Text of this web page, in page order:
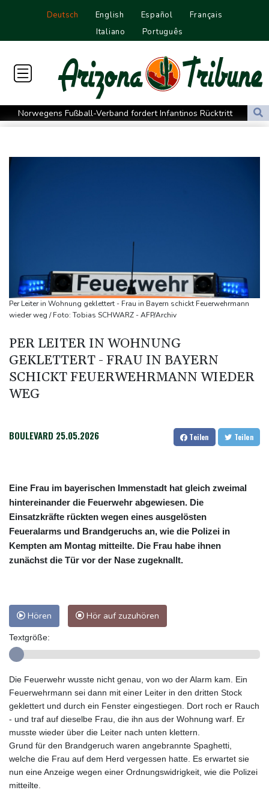
Deutsch English Español
Français
Italiano
Português
Norwegens Fußball-Verband fordert Infantinos Rücktritt
Verurteilte Linksextremistin: Bundesgerichtshof bestätigt
Weniger Falschgeld im ersten Halbjahr im Umlauf
Anhaltende Trockenheit: Rheinpegel bei Düsseldorf auf
historischem Tief
Urteil: Nähe zu Muslimbruderschaft kann Verbeamtung
entgegenstehen
Leipzig getagt
Dina Ebimbe wechselt von Frankfurt zu Schalke
Per Leiter in Wohnung geklettert - Frau in Bayern schickt Feuerwehrmann
wieder weg / Foto: Tobias SCHWARZ - AFP/Archiv
PER LEITER IN WOHNUNG
GEKLETTERT - FRAU IN BAYERN
SCHICKT FEUERWEHRMANN WIEDER
WEG
BOULEVARD 25.05.2026 Teilen Teilen
Eine Frau im bayerischen Immenstadt hat gleich zweimal
hintereinander die Feuerwehr abgewiesen. Die
Einsatzkräfte rückten wegen eines ausgelösten
Feueralarms und Brandgeruchs an, wie die Polizei in
Kempten am Montag mitteilte. Die Frau habe ihnen
zunächst die Tür vor der Nase zugeknallt.
Hören Hör auf zuzuhören
Textgröße:
Die Feuerwehr wusste nicht genau, von wo der Alarm kam. Ein
Feuerwehrmann sei dann mit einer Leiter in den dritten Stock
geklettert und durch ein Fenster eingestiegen. Dort roch er Rauch
- und traf auf dieselbe Frau, die ihn aus der Wohnung warf. Er
musste wieder über die Leiter nach unten klettern.
Grund für den Brandgeruch waren angebrannte Spaghetti,
welche die Frau auf dem Herd vergessen hatte. Es erwartet sie
nun eine Anzeige wegen einer Ordnungswidrigkeit, wie die Polizei
mitteilte.